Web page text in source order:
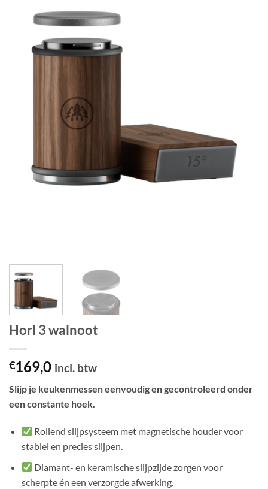
Horl 3 walnoot
€169,0 incl. btw
Slijp je keukenmessen eenvoudig en gecontroleerd onder
een constante hoek.
Rollend slijpsysteem met magnetische houder voor
stabiel en precies slijpen.
Diamant- en keramische slijpzijde zorgen voor
scherpte én een verzorgde afwerking.